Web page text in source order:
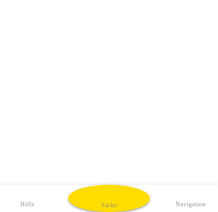
Hilfe Suche Navigation